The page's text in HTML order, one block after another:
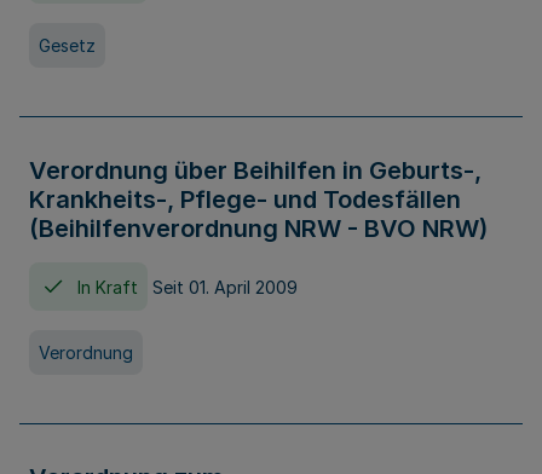
Gesetz
Verordnung über Beihilfen in Geburts-,
Krankheits-, Pflege- und Todesfällen
(Beihilfenverordnung NRW - BVO NRW)
In Kraft Seit 01. April 2009
Verordnung